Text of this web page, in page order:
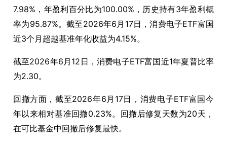
7.98%，年盈利百分比为100.00%，历史持有3年盈利概
率为95.87%。截至2026年6月17日，消费电子ETF富国
近3个月超越基准年化收益为4.15%。
截至2026年6月12日，消费电子ETF富国近1年夏普比率
为2.30。
回撤方面，截至2026年6月17日，消费电子ETF富国今
年以来相对基准回撤0.23%。回撤后修复天数为20天，
在可比基金中回撤后修复最快。